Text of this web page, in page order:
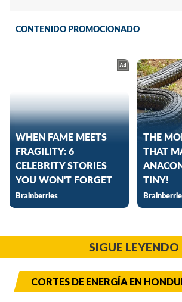
SIGUE LEYENDO
CORTES DE ENERGÍA EN